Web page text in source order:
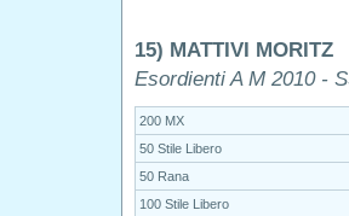
15) MATTIVI MORITZ
Esordienti A M 2010 -
200 MX
50 Stile Libero
50 Rana
100 Stile Libero